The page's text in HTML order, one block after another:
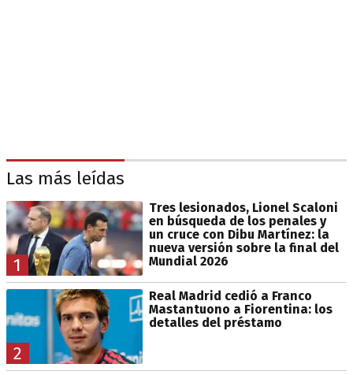
Las más leídas
1
Tres lesionados, Lionel Scaloni
en búsqueda de los penales y
un cruce con Dibu Martínez: la
nueva versión sobre la final del
Mundial 2026
2
Real Madrid cedió a Franco
Mastantuono a Fiorentina: los
detalles del préstamo